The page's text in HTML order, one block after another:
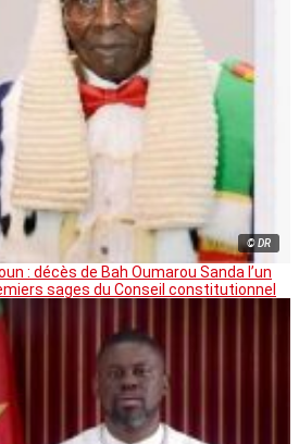
© DR
: décès de Bah Oumarou Sanda l’un
sages du Conseil constitutionnel